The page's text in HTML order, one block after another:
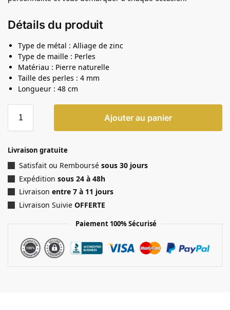
Détails du produit
Type de métal : Alliage de zinc
Type de maille : Perles
Matériau : Pierre naturelle
Taille des perles : 4 mm
Longueur : 48 cm
Ajouter au panier
Livraison gratuite
Satisfait ou Remboursé sous 30 jours
Expédition sous 24 à 48h
Livraison entre 7 à 11 jours
Livraison Suivie OFFERTE
Paiement 100% Sécurisé